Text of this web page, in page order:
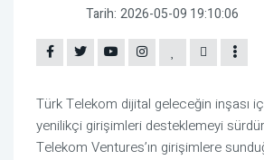
Tarih: 2026-05-09 19:10:06
Türk Telekom dijital geleceğin inşası
yenilikçi girişimleri desteklemeyi
Telekom Ventures’ın girişimlere